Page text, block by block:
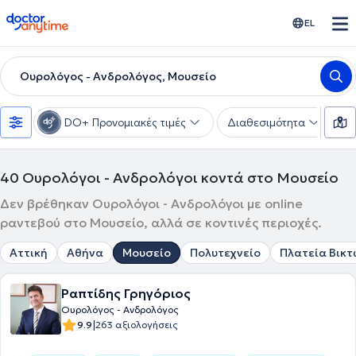
doctoranytime EL
Ουρολόγος - Ανδρολόγος, Μουσείο
DO+ Προνομιακές τιμές Διαθεσιμότητα
40 Ουρολόγοι - Ανδρολόγοι κοντά στο Μουσείο
Δεν βρέθηκαν Ουρολόγοι - Ανδρολόγοι με online
ραντεβού στο Μουσείο, αλλά σε κοντινές περιοχές.
Αττική Αθήνα Μουσείο Πολυτεχνείο Πλατεία
Ραπτίδης Γρηγόριος
Ουρολόγος - Ανδρολόγος
9.9|263 αξιολογήσεις